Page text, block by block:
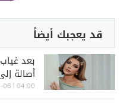
قد يعجبك أيضاً
بعد
أصالة
04:00 | 2026-08-06